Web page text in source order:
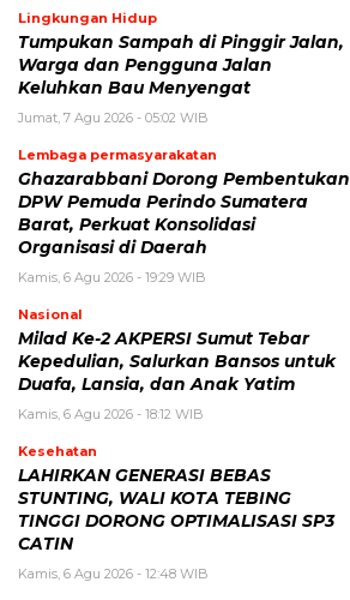
Lingkungan Hidup
Tumpukan Sampah di Pinggir Jalan,
Warga dan Pengguna Jalan
Keluhkan Bau Menyengat
Jumat, 7 Agu 2026 - 05:02 WIB
Lembaga permasyarakatan
Ghazarabbani Dorong Pembentukan
DPW Pemuda Perindo Sumatera
Barat, Perkuat Konsolidasi
Organisasi di Daerah
Kamis, 6 Agu 2026 - 19:29 WIB
Nasional
Milad Ke-2 AKPERSI Sumut Tebar
Kepedulian, Salurkan Bansos untuk
Duafa, Lansia, dan Anak Yatim
Kamis, 6 Agu 2026 - 18:12 WIB
Kesehatan
LAHIRKAN GENERASI BEBAS
STUNTING, WALI KOTA TEBING
TINGGI DORONG OPTIMALISASI SP3
CATIN
Kamis, 6 Agu 2026 - 12:48 WIB